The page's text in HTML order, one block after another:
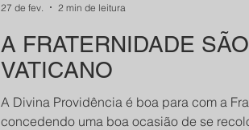
A FRATERNIDADE
VATICANO
A Divina Providência é boa para com a
concedendo uma boa ocasião de se
27 de fev. 2 min de leitura